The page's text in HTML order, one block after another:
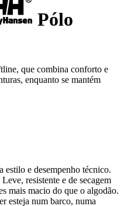
Pólo
que combina conforto e
enquanto se mantém
e desempenho técnico.
resistente e de secagem
mais macio do que o algodão.
esteja num barco, numa